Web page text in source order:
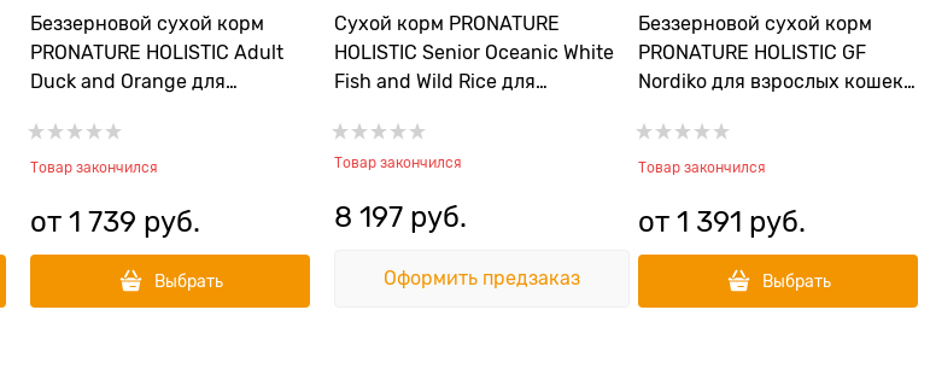
Беззерновой сухой корм
PRONATURE HOLISTIC Adult
Duck and Orange для
уткой и апельсинами
Товар закончился
от 1 739 руб.
Выбрать
Сухой корм PRONATURE
HOLISTIC Senior Oceanic White
Fish and Wild Rice для
собак всех пород с
океанической белой рыбой и
Товар закончился
8 197 руб.
Оформить предзаказ
Беззерновой сухой корм
PRONATURE HOLISTIC GF
Nordiko для взрослых кошек
и чечевицей"
Товар закончился
от 1 391 руб.
Выбрать